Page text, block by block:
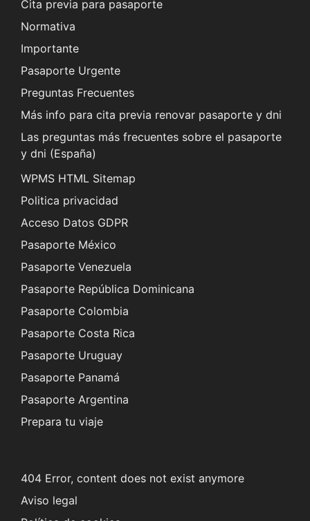
Cita previa para pasaporte
Normativa
Importante
Pasaporte Urgente
Preguntas Frecuentes
Más info para cita previa renovar pasaporte y dni
Las preguntas más frecuentes sobre el pasaporte
y dni (España)
WPMS HTML Sitemap
Politica privacidad
Acceso Datos GDPR
Pasaporte México
Pasaporte Venezuela
Pasaporte República Dominicana
Pasaporte Colombia
Pasaporte Costa Rica
Pasaporte Uruguay
Pasaporte Panamá
Pasaporte Argentina
Prepara tu viaje
404 Error, content does not exist anymore
Aviso legal